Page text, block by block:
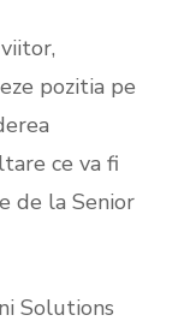
pozitia pe
ce va fi
de la Senior
Solutions